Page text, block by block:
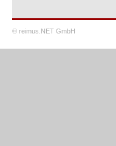
© reimus.NET GmbH